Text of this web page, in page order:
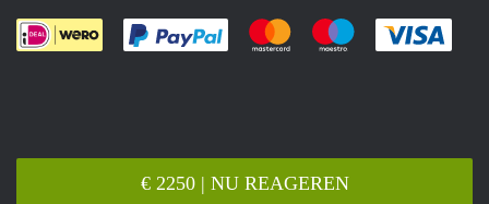
€ 2250 | NU REAGEREN
Je rekent gemakkelijk af met Paypal
Je rekent gemakkelijk af met
Je rekent